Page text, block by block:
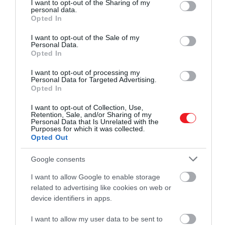
not limited to your visit or usage behaviour. You may click to
grant or deny consent to Google and its third-party tags to
use your data for below specified purposes in below Google
consent section.
I want to opt-out of the Sharing of my
personal data.
Opted In
I want to opt-out of the Sale of my
Personal Data.
Opted In
I want to opt-out of processing my
Personal Data for Targeted Advertising.
Opted In
I want to opt-out of Collection, Use,
Retention, Sale, and/or Sharing of my
Personal Data that Is Unrelated with the
Purposes for which it was collected.
Opted Out
Google consents
I want to allow Google to enable storage
related to advertising like cookies on web or
device identifiers in apps.
I want to allow my user data to be sent to
2025. ÁPRILIS 18. ● HAMU ÉS GYÉMÁNT